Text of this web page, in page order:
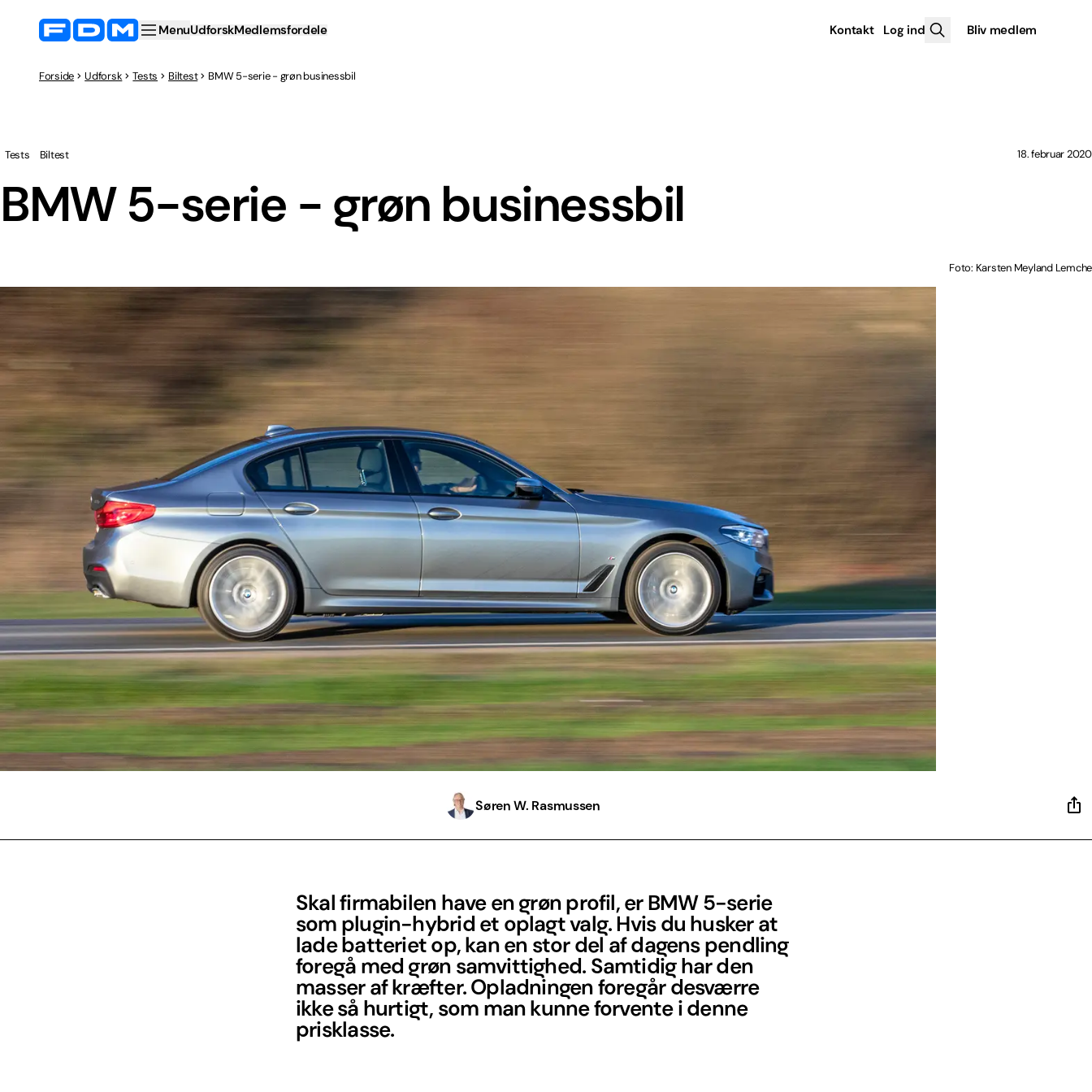
MenuUdforskMedlemsfordele Kontakt Log ind Bliv medlem
Forside Udforsk Tests Biltest BMW 5-serie - grøn businessbil
BMW 5-serie - grøn businessbil
Tests Biltest 18. februar 2020
Foto: Karsten Meyland Lemche
Søren W. Rasmussen
Skal firmabilen have en grøn profil, er BMW 5-serie
som plugin-hybrid et oplagt valg. Hvis du husker at
lade batteriet op, kan en stor del af dagens pendling
foregå med grøn samvittighed. Samtidig har den
masser af kræfter. Opladningen foregår desværre
ikke så hurtigt, som man kunne forvente i denne
prisklasse.